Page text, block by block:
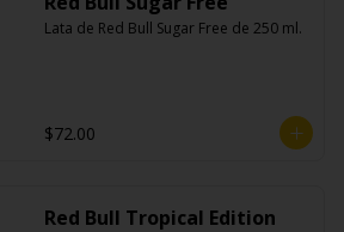
Lata de Red Bull Sugar Free de 250 ml.
$72.00
Red Bull Tropical Edition